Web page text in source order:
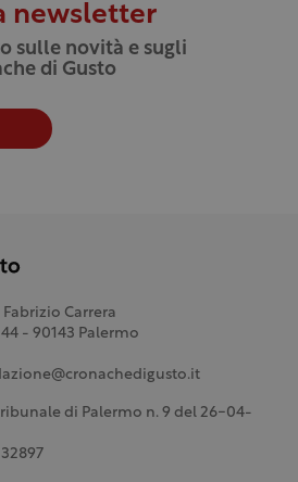
newsletter
sulle novità e sugli
di Gusto
Carrera
- 90143 Palermo
di Palermo n. 9 del 26-04-